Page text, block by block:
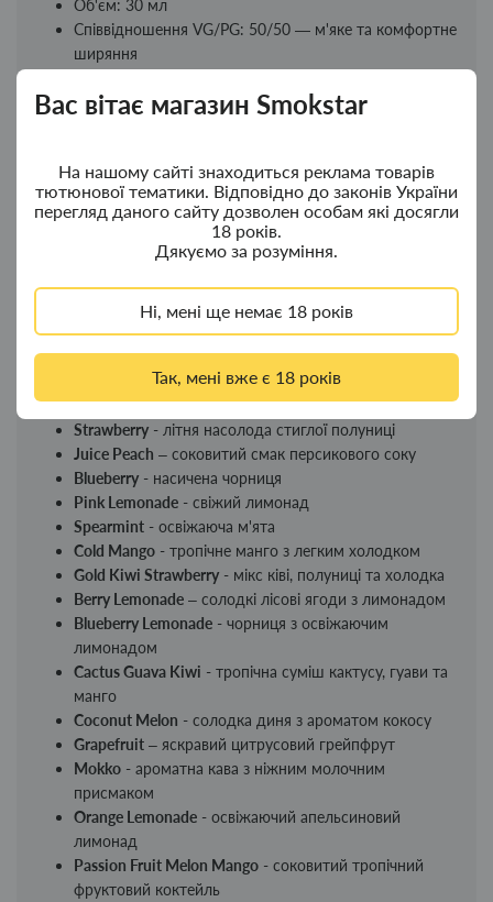
Вас вітає магазин Smokstar
На нашому сайті знаходиться реклама товарів
тютюнової тематики. Відповідно до законів України
перегляд даного сайту дозволен особам які досягли
18 років.
Дякуємо за розуміння.
Ні, мені ще немає 18 років
Так, мені вже є 18 років
Об'єм: 30 мл
Співвідношення VG/PG: 50/50 — м'яке та комфортне
ширяння
Підходить для Pod-систем
Особливості Lucky Salt:
Велика лінійка смаків на будь-який смак
Прекрасна смакопередача та насиченість аромату
Тривалий час використання: одного флакона вистачає
Смакова лінійка Lucky Salt 30 мл:
Apple- класичний смак стиглого яблука
– ніжний банановий аромат
Cola- освіжаюча кола
Strawberry - літня насолода стиглої полуниці
Juice Peach – соковитий смак персикового соку
Blueberry - насичена чорниця
Pink Lemonade - свіжий лимонад
Spearmint - освіжаюча м'ята
Cold Mango - тропічне манго з легким холодком
Gold Kiwi Strawberry - мікс ківі, полуниці та холодка
Berry Lemonade – солодкі лісові ягоди з лимонадом
Blueberry Lemonade - чорниця з освіжаючим
лимонадом
Cactus Guava Kiwi - тропічна суміш кактусу, гуави та
манго
Coconut Melon - солодка диня з ароматом кокосу
Grapefruit – яскравий цитрусовий грейпфрут
Mokko - ароматна кава з ніжним молочним
присмаком
Orange Lemonade - освіжаючий апельсиновий
лимонад
Passion Fruit Melon Mango - соковитий тропічний
фруктовий коктейль